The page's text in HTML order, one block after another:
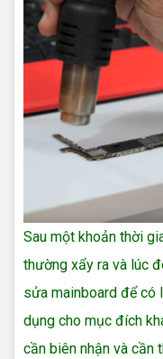
Sau một khoản thời
thường xẩy ra và lúc
sửa mainboard để
dụng cho mục đích
cần biên nhận và cần